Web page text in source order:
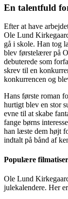
En talentfuld
Efter at have
Ole Lund
gå i skole. Han tog
blev førstelærer på
debuterede som
skrev til en
konkurrencen og
Hans første roman
hurtigt blev en stor
evne til at skabe
fange børns
han læste dem højt
indtalt på bånd af
Populære
Ole Lund
julekalendere. Her